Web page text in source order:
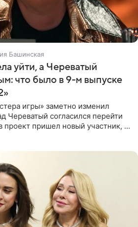
Башинская
уйти, а Череватый
что было в 9-м выпуске
игры» заметно изменил
Череватый согласился перейти
проект пришел новый участник, а